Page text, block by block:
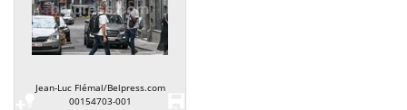
Jean-Luc Flémal/Belpress.com
00154703-001